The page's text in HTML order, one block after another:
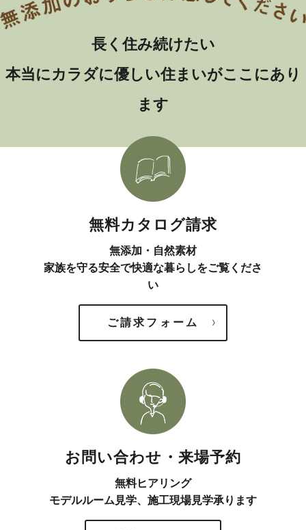
長く住み続けたい
本当にカラダに優しい住まいがここにあり
ます
無料カタログ請求
無添加・自然素材
家族を守る安全で快適な暮らしをご覧くださ
い
ご請求フォーム
お問い合わせ・来場予約
無料ヒアリング
モデルルーム見学、施工現場見学承ります